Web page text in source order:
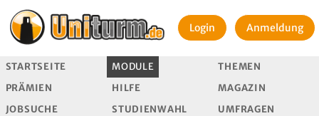
Login Anmeldung
STARTSEITE MODULE
THEMEN
PRÄMIEN
HILFE
MAGAZIN
JOBSUCHE
STUDIENWAHL UMFRAGEN